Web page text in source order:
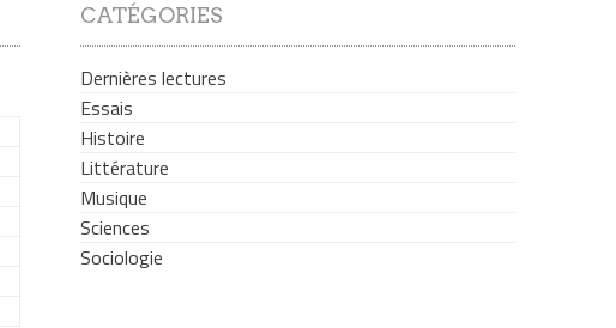
CATÉGORIES
Dernières lectures
Essais
Histoire
Littérature
Musique
Sciences
Sociologie